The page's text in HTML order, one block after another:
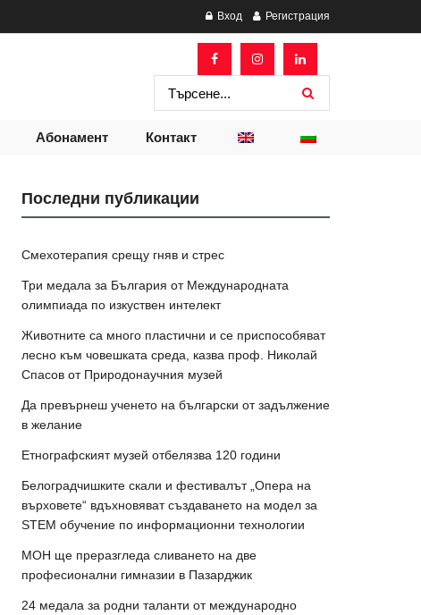
Вход Регистрация
Абонамент Контакт
Последни публикации
Смехотерапия срещу гняв и стрес
Три медала за България от Международната
олимпиада по изкуствен интелект
Животните са много пластични и се приспособяват
лесно към човешката среда, казва проф. Николай
Спасов от Природонаучния музей
Да превърнеш ученето на български от задължение
в желание
Етнографският музей отбелязва 120 години
Белоградчишките скали и фестивалът „Опера на
върховете“ вдъхновяват създаването на модел за
STEM обучение по информационни технологии
МОН ще преразгледа сливането на две
професионални гимназии в Пазарджик
24 медала за родни таланти от международно